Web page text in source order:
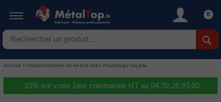
0
Accueil > Imperméabiliser un enduit avec l'hydrofuge façade
-10% sur votre 1ère commande HT au 04.70.28.93.00